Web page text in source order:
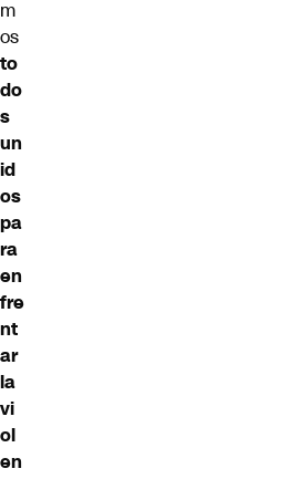
m
os
to
do
s
un
id
os
pa
ra
en
fre
nt
ar
la
vi
ol
en